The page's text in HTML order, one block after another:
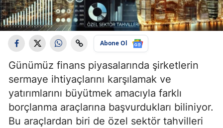
Abone Ol
Günümüz finans piyasalarında şirketlerin
sermaye ihtiyaçlarını karşılamak ve
yatırımlarını büyütmek amacıyla farklı
borçlanma araçlarına başvurdukları biliniyor.
Bu araçlardan biri de özel sektör tahvilleri